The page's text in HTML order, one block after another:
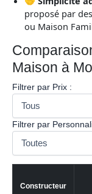
proposé par
ou Maison
Maison à
Filtrer par Prix :
Filtrer par
Constructeur